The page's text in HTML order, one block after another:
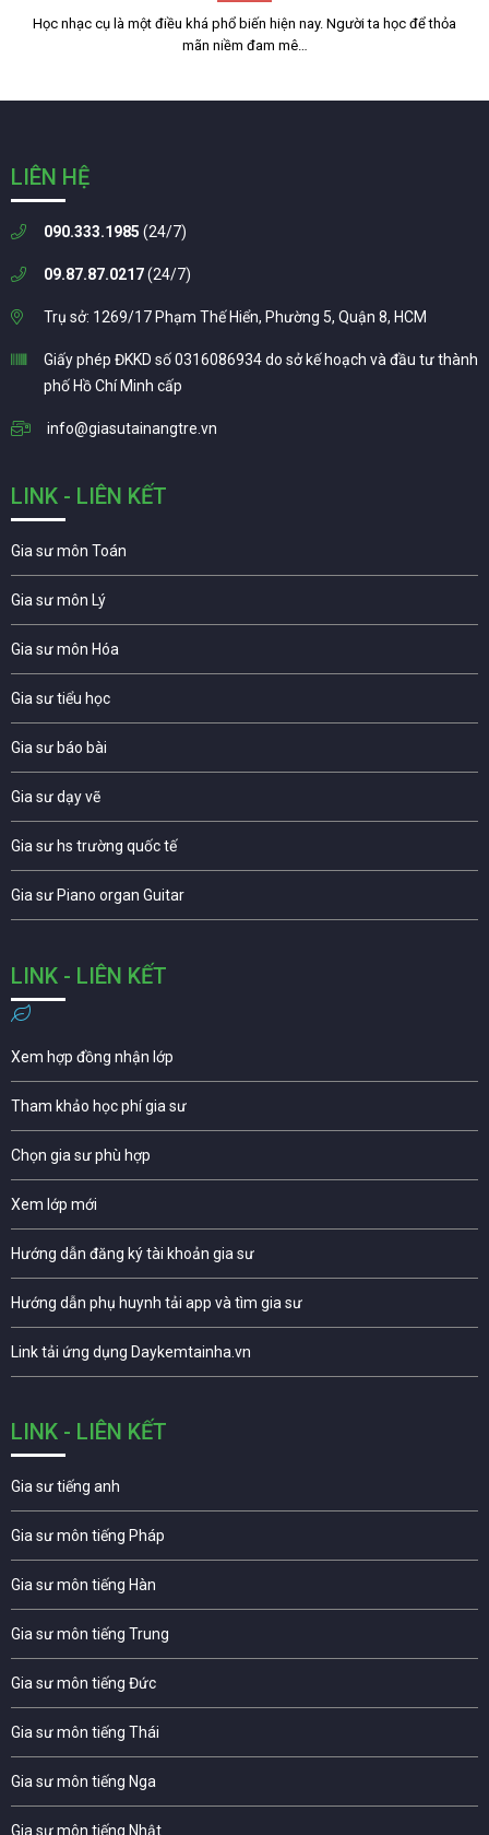
Học nhạc cụ là một điều khá phổ biến hiện nay. Người ta học để thỏa
mãn niềm đam mê…
LIÊN HỆ
090.333.1985 (24/7)
09.87.87.0217(24/7)
Trụ sở: 1269/17 Phạm Thế Hiển, Phường 5, Quận 8, HCM
Giấy phép ĐKKD số 0316086934 do sở kế hoạch và đầu tư thành
phố Hồ Chí Minh cấp
info@giasutainangtre.vn
LINK - LIÊN KẾT
Gia sư môn Toán
Gia sư môn Lý
Gia sư môn Hóa
Gia sư tiểu học
Gia sư báo bài
Gia sư dạy vẽ
Gia sư hs trường quốc tế
Gia sư Piano organ Guitar
LINK - LIÊN KẾT
Xem hợp đồng nhận lớp
Tham khảo học phí gia sư
Chọn gia sư phù hợp
Xem lớp mới
Hướng dẫn đăng ký tài khoản gia sư
Hướng dẫn phụ huynh tải app và tìm gia sư
Link tải ứng dụng Daykemtainha.vn
LINK - LIÊN KẾT
Gia sư tiếng anh
Gia sư môn tiếng Pháp
Gia sư môn tiếng Hàn
Gia sư môn tiếng Trung
Gia sư môn tiếng Đức
Gia sư môn tiếng Thái
Gia sư môn tiếng Nga
Gia sư môn tiếng Nhật